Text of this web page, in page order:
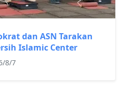
dan ASN Tarakan
Islamic Center
8/7